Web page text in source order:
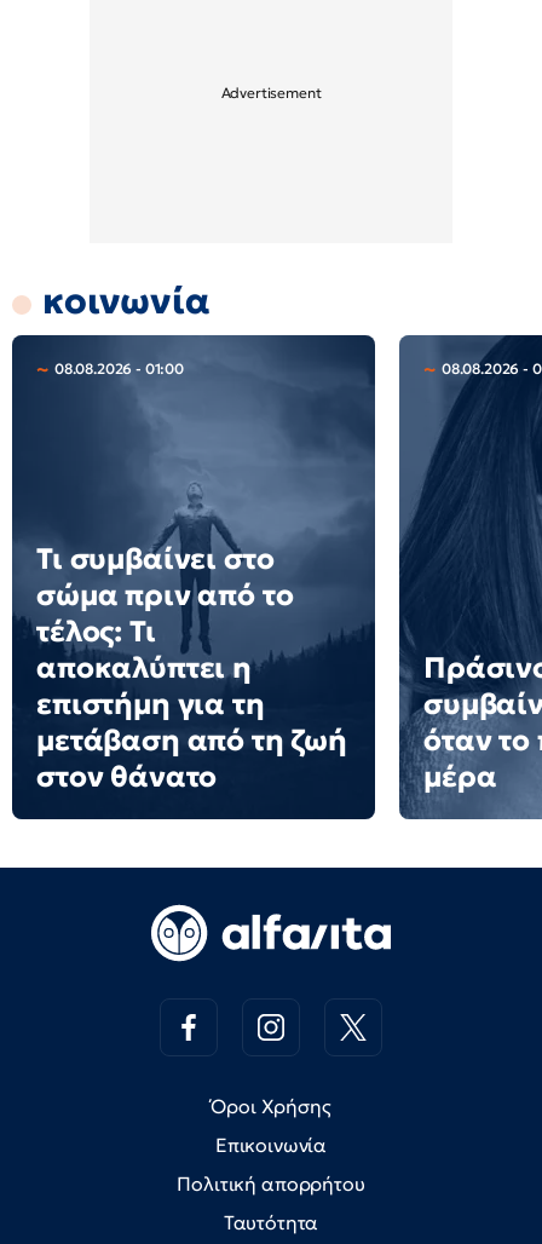
κοινωνία
08.08.2026 - 01:00
Τι συμβαίνει στο
σώμα πριν από το
τέλος: Τι
αποκαλύπτει η
επιστήμη για τη
μετάβαση από τη ζωή
στον θάνατο
08.08.2026 -
όταν το
μέρα
Όροι Χρήσης
Επικοινωνία
Πολιτική απορρήτου
Ταυτότητα